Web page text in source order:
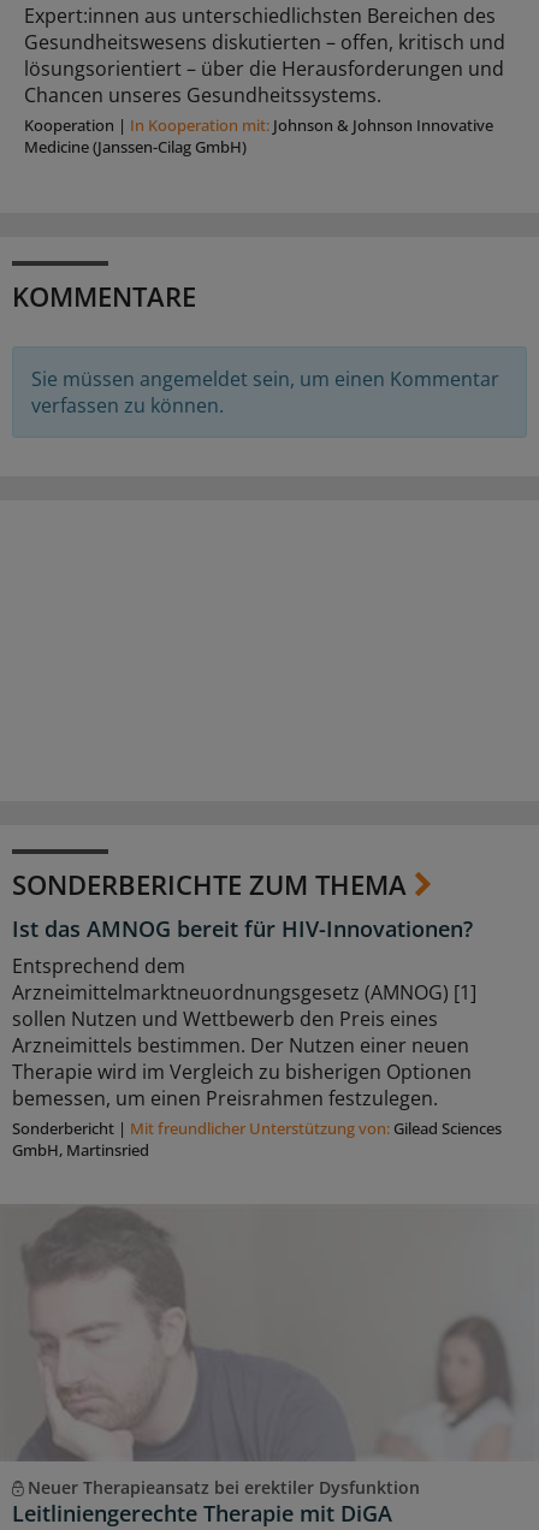
Expert:innen aus unterschiedlichsten Bereichen des
Gesundheitswesens diskutierten – offen, kritisch und
lösungsorientiert – über die Herausforderungen und
Chancen unseres Gesundheitssystems.
Kooperation | In Kooperation mit: Johnson & Johnson Innovative
Medicine (Janssen-Cilag GmbH)
KOMMENTARE
Sie müssen angemeldet sein, um einen Kommentar
verfassen zu können.
SONDERBERICHTE ZUM THEMA
Ist das AMNOG bereit für HIV-Innovationen?
Entsprechend dem
Arzneimittelmarktneuordnungsgesetz (AMNOG) [1]
sollen Nutzen und Wettbewerb den Preis eines
Arzneimittels bestimmen. Der Nutzen einer neuen
Therapie wird im Vergleich zu bisherigen Optionen
bemessen, um einen Preisrahmen festzulegen.
Sonderbericht | Mit freundlicher Unterstützung von: Gilead Sciences
GmbH, Martinsried
Neuer Therapieansatz bei erektiler Dysfunktion
Leitliniengerechte Therapie mit DiGA